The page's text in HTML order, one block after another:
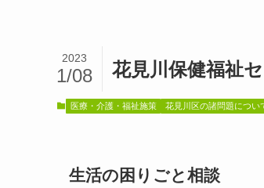
花見川保健福祉
2023
1/08
医療・介護・福祉施策 花見川区の諸問題につい
生活の困りごと相談